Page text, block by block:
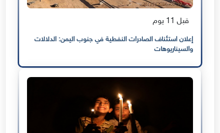
قبل 11 يوم
إعلان استئناف الصادرات النفطية في جنوب اليمن: الدلالات
والسيناريوهات